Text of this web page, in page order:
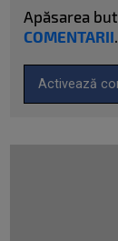
Apăsarea
COMENTARII.
Activează